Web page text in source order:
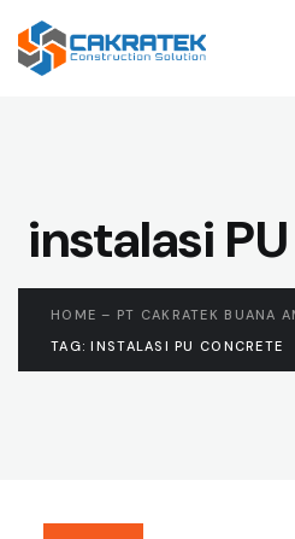
instalasi
HOME – PT CAKRATEK BUANA
TAG: INSTALASI PU CONCRETE